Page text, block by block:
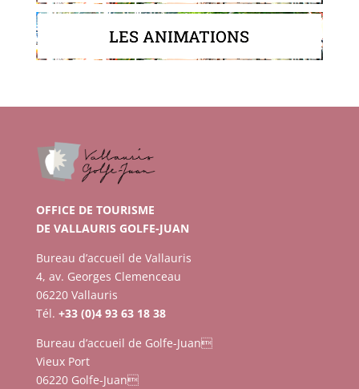
LES ANIMATIONS
OFFICE DE TOURISME
DE VALLAURIS GOLFE-JUAN
Bureau d’accueil de Vallauris
4, av. Georges Clemenceau
06220 Vallauris
Tél. +33 (0)4 93 63 18 38
Bureau d’accueil de Golfe-Juan
Vieux Port
06220 Golfe-Juan